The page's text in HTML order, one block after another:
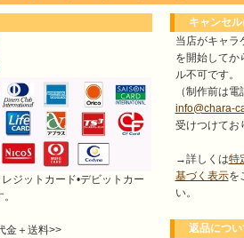
ジットカード•デビットカー
金＋送料>>
キャンセル
当店がキャラ
を開始してか
ル不可です。
（制作前は
info@chara-
受けつけてお
→詳しくは特
基づく表示を
い。
返品につい